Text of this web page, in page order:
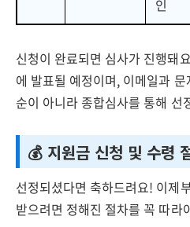
인
신청이 완료되면 심사가 진행돼
에 발표될 예정이며, 이메일과
순이 아니라 종합심사를 통해 선
💰 지원금 신청 및 수령
선정되셨다면 축하드려요! 이제
받으려면 정해진 절차를 꼭 따라